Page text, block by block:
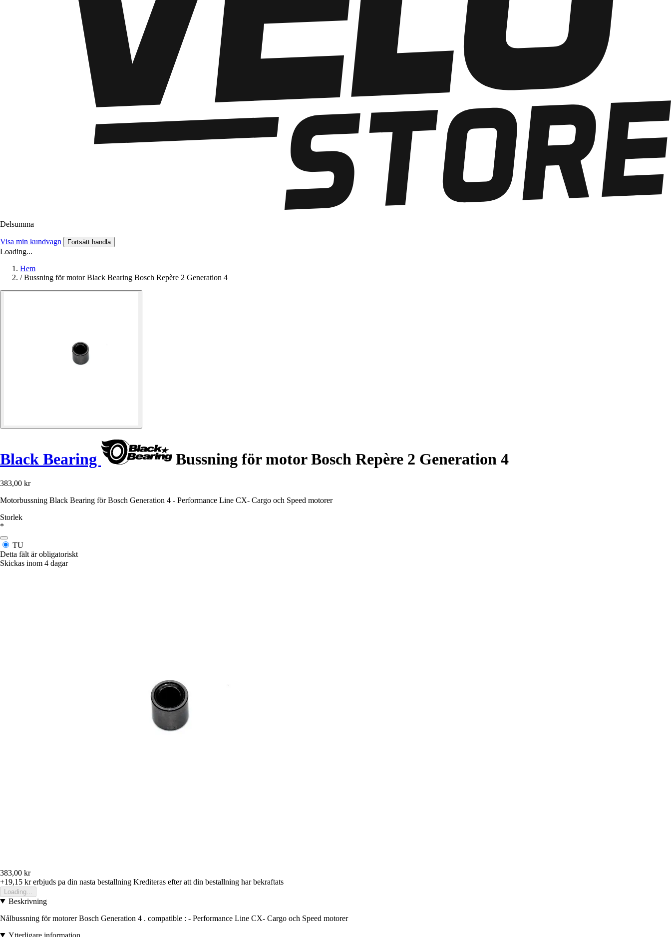
Delsumma
Visa min kundvagn Fortsätt handla
Loading...
Hem
/ Bussning för motor Black Bearing Bosch Repère 2 Generation 4
Black Bearing Bussning för motor Bosch Repère 2 Generation 4
383,00 kr
Motorbussning Black Bearing för Bosch Generation 4 - Performance Line CX- Cargo och Speed motorer
Storlek
*
TU
Detta fält är obligatoriskt
Skickas inom 4 dagar
383,00 kr
+19,15 krerbjuds pa din nasta bestallning Krediteras efter att din bestallning har bekraftats
Loading...
Beskrivning
Nålbussning för motorer Bosch Generation 4 . compatible : - Performance Line CX- Cargo och Speed motorer
Ytterligare information